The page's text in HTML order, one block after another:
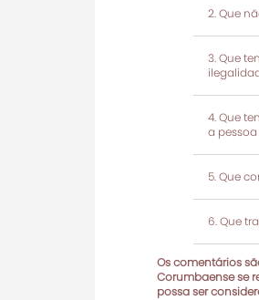
Que
Que
Que
a
Que
Que
Os comentários
Corumbaense se
possa ser